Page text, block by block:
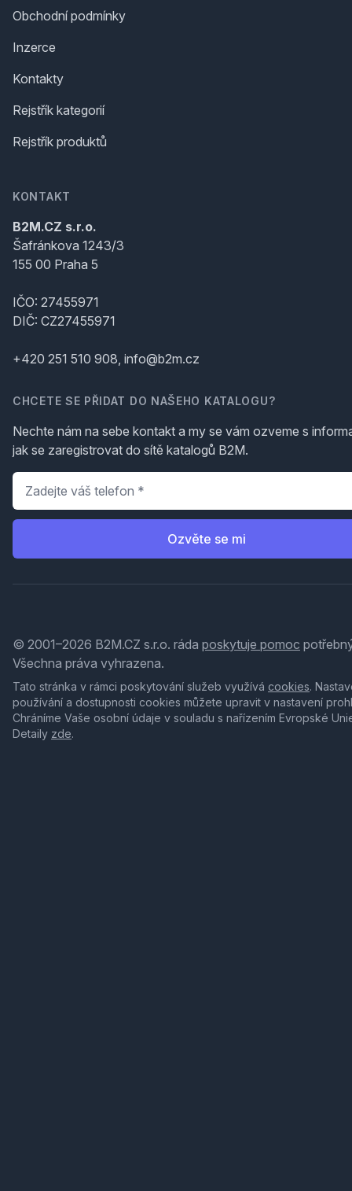
Obchodní podmínky
Inzerce
Kontakty
Rejstřík kategorií
Rejstřík produktů
KONTAKT
B2M.CZ s.r.o.
Šafránkova 1243/3
155 00 Praha 5
IČO: 27455971
DIČ: CZ27455971
+420 251 510 908, info@b2m.cz
CHCETE SE PŘIDAT DO NAŠEHO KATALOGU?
Nechte nám na sebe kontakt a my se vám ozveme s
jak se zaregistrovat do sítě katalogů B2M.
Telefon
Ozvěte se mi
© 2001–2026 B2M.CZ s.r.o. ráda poskytuje pomoc
Všechna práva vyhrazena.
Tato stránka v rámci poskytování služeb využívá cookies.
používání a dostupnosti cookies můžete upravit v nastavení
Chráníme Vaše osobní údaje v souladu s nařízením Evropské
Detaily zde.